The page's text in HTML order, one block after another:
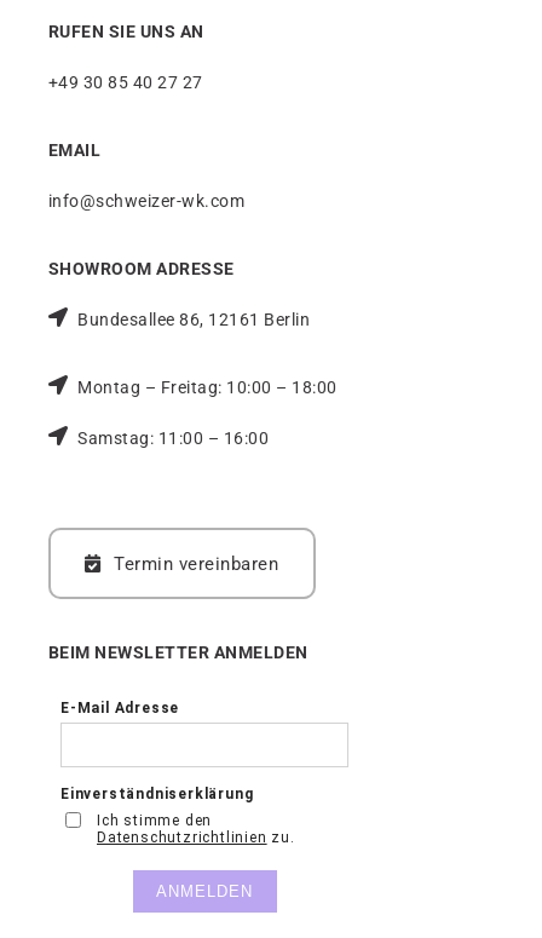
RUFEN SIE UNS AN
+49 30 85 40 27 27
EMAIL
info@schweizer-wk.com
SHOWROOM ADRESSE
Bundesallee 86, 12161 Berlin
Montag – Freitag: 10:00 – 18:00
Samstag: 11:00 – 16:00
Termin vereinbaren
BEIM NEWSLETTER ANMELDEN